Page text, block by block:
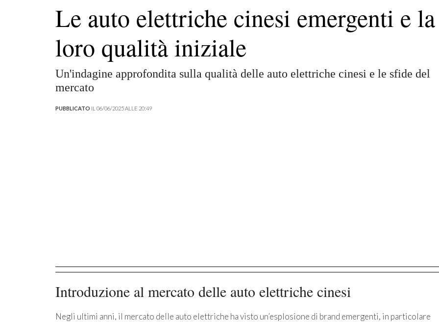
Le auto elettriche cinesi emergenti e la
loro qualità iniziale
Un'indagine approfondita sulla qualità delle auto elettriche cinesi e le sfide del
mercato
PUBBLICATO IL 06/06/2025 ALLE 20:49
Introduzione al mercato delle auto elettriche cinesi
Negli ultimi anni, il mercato delle auto elettriche ha visto un’esplosione di brand emergenti, in particolare